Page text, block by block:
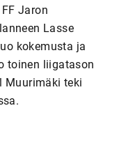
Jaron
Lasse
kokemusta ja
toinen liigatason
Muurimäki teki